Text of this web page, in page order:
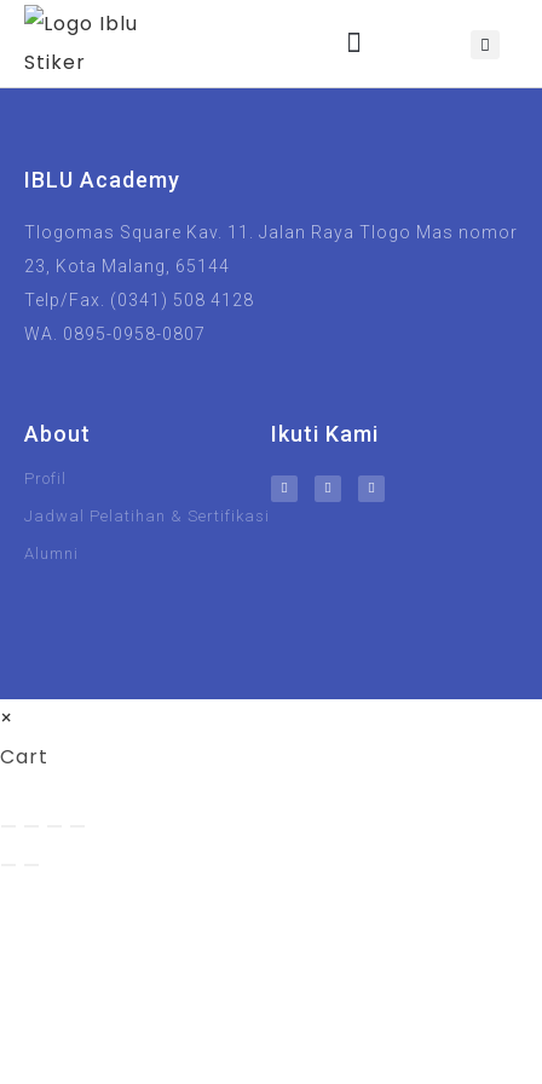
IBLU Academy
Tlogomas Square Kav. 11. Jalan Raya Tlogo Mas nomor
23, Kota Malang, 65144
Telp/Fax. (0341) 508 4128
WA. 0895-0958-0807
About
Profil
Jadwal Pelatihan & Sertifikasi
Alumni
Ikuti Kami
×
Cart